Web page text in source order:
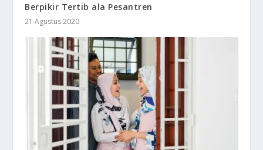
Berpikir Tertib ala Pesantren
21 Agustus 2020